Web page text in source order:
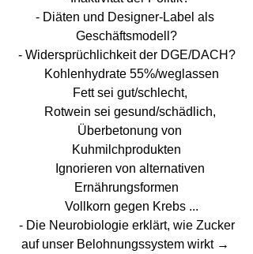
- Diäten und Designer-Label als
Geschäftsmodell?
- Widersprüchlichkeit der DGE/DACH?
   Kohlenhydrate 55%/weglassen
   Fett sei gut/schlecht,
   Rotwein sei gesund/schädlich,
Kuhmilchprodukten
Ernährungsformen
   Vollkorn gegen Krebs ...
auf unser Belohnungssystem wirkt →